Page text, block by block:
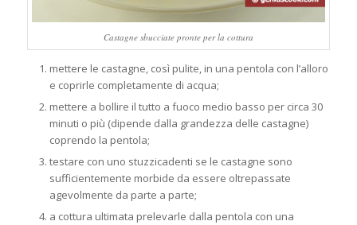
Castagne sbucciate pronte per la cottura
mettere le castagne, così pulite, in una pentola con l’alloro
e coprirle completamente di acqua;
mettere a bollire il tutto a fuoco medio basso per circa 30
minuti o più (dipende dalla grandezza delle castagne)
coprendo la pentola;
testare con uno stuzzicadenti se le castagne sono
sufficientemente morbide da essere oltrepassate
agevolmente da parte a parte;
a cottura ultimata prelevarle dalla pentola con una